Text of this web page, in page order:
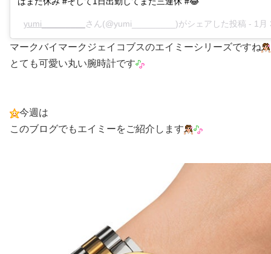
yumi_________ さん(@yumi_________)がシェアした投稿 - 1月
マークバイマークジェイコブスのエイミーシリーズですね
とても可愛い丸い腕時計です
今週は
このブログでもエイミーをご紹介します